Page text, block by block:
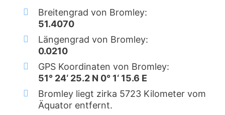
Breitengrad von Bromley:
51.4070
Längengrad von Bromley:
0.0210
GPS Koordinaten von Bromley:
51° 24‘ 25.2 N 0° 1‘ 15.6 E
Bromley liegt zirka 5723 Kilometer vom
Äquator entfernt.